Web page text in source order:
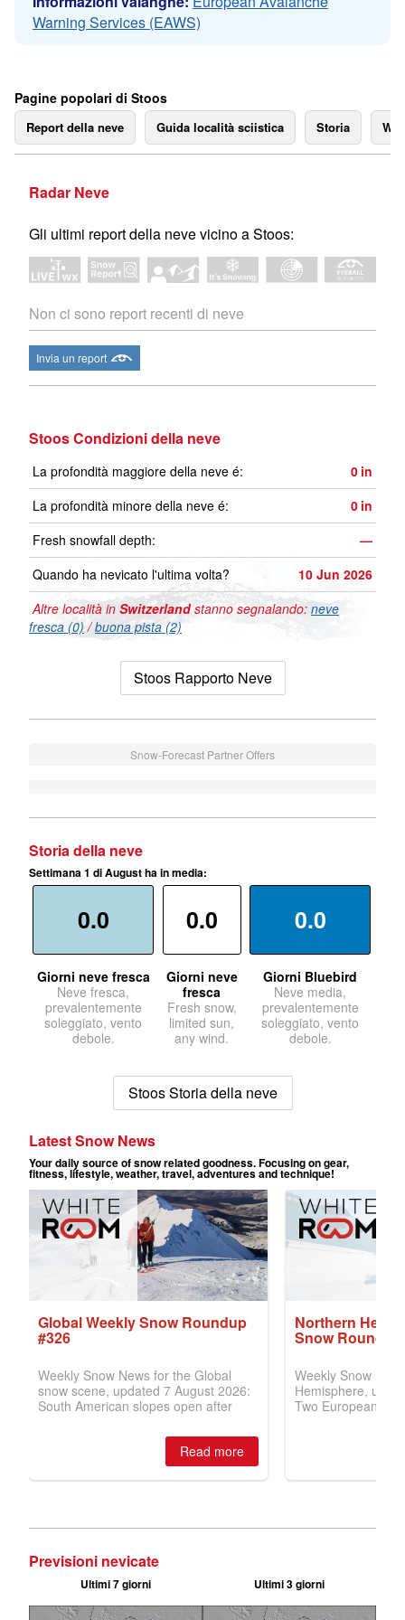
Warning Services (EAWS)
Pagine popolari di Stoos
Report della neve Guida località sciistica Storia
Radar Neve
Gli ultimi report della neve vicino a Stoos:
Non ci sono report recenti di neve
Invia un report
Stoos Condizioni della neve
La profondità maggiore della neve é: 0 in
La profondità minore della neve é:
0 in
Fresh snowfall depth:
—
Quando ha nevicato l'ultima volta?
10 Jun 2026
Altre località in Switzerlandstanno segnalando: neve
fresca (0)/buona pista (2)
Stoos Rapporto Neve
Snow-Forecast Partner Offers
Storia della neve
Settimana 1 di August ha in media:
0.0
Giorni neve fresca
Neve fresca,
prevalentemente
soleggiato, vento
debole.
0.0
Giorni neve
fresca
Fresh snow,
limited sun,
any wind.
0.0
Giorni Bluebird
Neve media,
prevalentemente
soleggiato, vento
debole.
Stoos Storia della neve
Previsioni nevicate
Ultimi 7 giorni Ultimi 3 giorni